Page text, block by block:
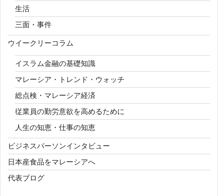
生活
三面・事件
ウイークリーコラム
イスラム金融の基礎知識
マレーシア・トレンド・ウォッチ
総点検・マレーシア経済
従業員の勤労意欲を高めるために
人生の知恵・仕事の知恵
ビジネスパーソンインタビュー
日本産食品をマレーシアへ
代表ブログ